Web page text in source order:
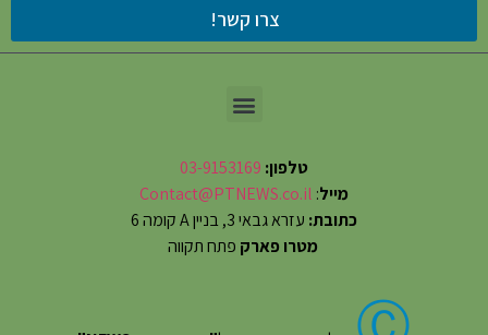
צרו קשר!
טלפון: 03-9153169
מייל:
Contact@PTNEWS.co.il
כתובת: עזרא גבאי 3, בניין A קומה 6
מטרו פארק פתח תקווה